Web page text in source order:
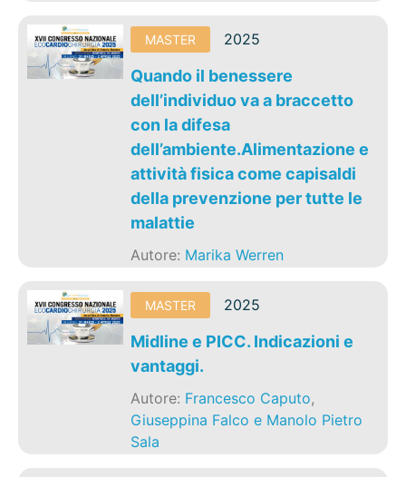
MASTER 2025
Quando il benessere
dell’individuo va a braccetto
con la difesa
dell’ambiente.Alimentazione e
attività fisica come capisaldi
della prevenzione per tutte le
malattie
Autore: Marika Werren
MASTER 2025
Midline e PICC. Indicazioni e
vantaggi.
Autore: Francesco Caputo,
Giuseppina Falco e Manolo Pietro
Sala